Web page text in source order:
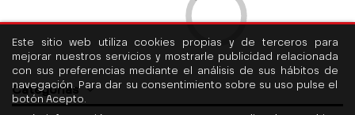
Categorías
Este sitio web utiliza cookies propias y de terceros para
mejorar nuestros servicios y mostrarle publicidad relacionada
con sus preferencias mediante el análisis de sus hábitos de
navegación. Para dar su consentimiento sobre su uso pulse el
botón Acepto.